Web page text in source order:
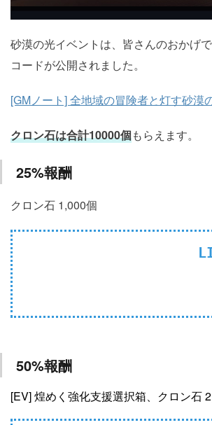
砂漠の光イベントは、皆さんのおかげ
コードが公開されました。
[GMノート] 全地域の冒険者と灯す砂
クロン石は合計10000個もらえます。
25%報酬
クロン石 1,000個
50%報酬
[EV] 煌めく強化支援選択箱、クロン石